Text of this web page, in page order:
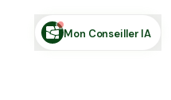
Mon Conseiller IA